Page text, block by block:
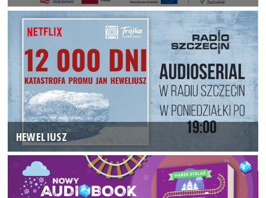
HEWELIUSZ